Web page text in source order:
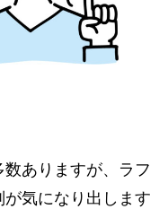
数ありますが、ラフ
気になり出します